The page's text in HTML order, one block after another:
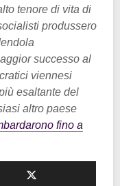
tenore di vita di
produssero
successo al
viennesi
esaltante del
altro paese
fino a